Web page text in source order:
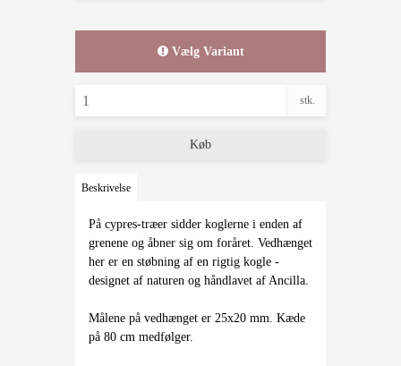
Vælg Variant
stk.
Køb
Beskrivelse
På cypres-træer sidder koglerne i enden af
grenene og åbner sig om foråret. Vedhænget
her er en støbning af en rigtig kogle -
designet af naturen og håndlavet af Ancilla.
Målene på vedhænget er 25x20 mm. Kæde
på 80 cm medfølger.